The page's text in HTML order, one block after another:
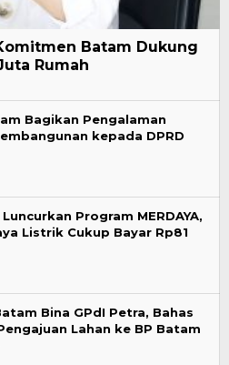
Batam Dukung
Rumah
Bagikan Pengalaman
kepada DPRD
Program MERDAYA,
Listrik Cukup Bayar Rp81
Bina GPdI Petra, Bahas
Lahan ke BP Batam